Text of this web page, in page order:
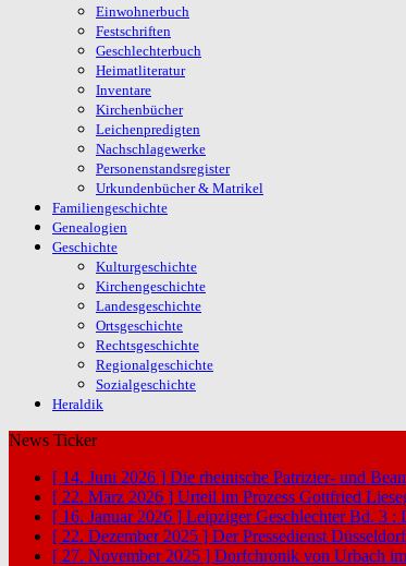
Einwohnerbuch
Festschriften
Geschlechterbuch
Heimatliteratur
Inventare
Kirchenbücher
Leichenpredigten
Nachschlagewerke
Personenstandsregister
Urkundenbücher & Matrikel
Familiengeschichte
Genealogien
Geschichte
Kulturgeschichte
Kirchengeschichte
Landesgeschichte
Ortsgeschichte
Rechtsgeschichte
Regionalgeschichte
Sozialgeschichte
Heraldik
News Ticker
[ 14. Juni 2026 ] Die rheinische Patrizier- und
[ 22. März 2026 ] Urteil im Prozess Gottfried
[ 16. Januar 2026 ] Leipziger Geschlechter Bd. 3 :
[ 22. Dezember 2025 ] Der Pressedienst
[ 27. November 2025 ] Dorfchronik von Urbach